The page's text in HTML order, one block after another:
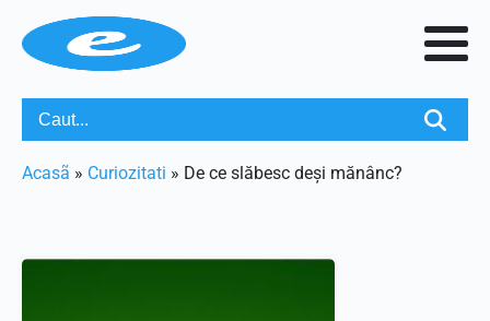
Acasã » Curiozitati » De ce slăbesc deși mănânc?